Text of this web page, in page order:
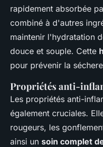
rapidement absorbée
combiné à d'autres
maintenir l'hydratation
douce et souple. Cette
pour prévenir la
Propriétés anti-
Les propriétés anti-
également cruciales.
rougeurs, les
ainsi un soin complet